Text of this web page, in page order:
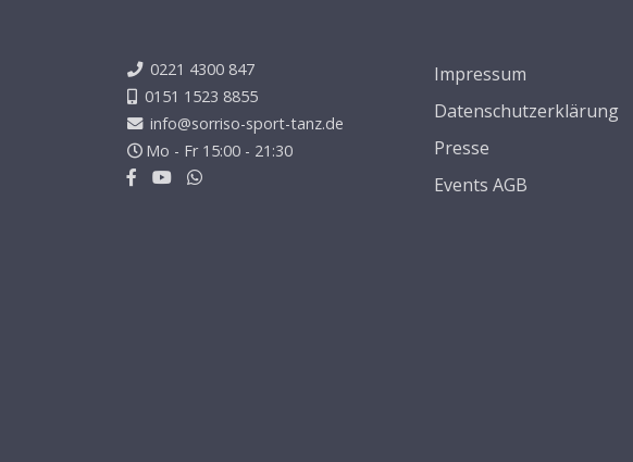
0221 4300 847
0151 1523 8855
info@sorriso-sport-tanz.de
Mo - Fr 15:00 - 21:30
Impressum
Datenschutzerklärung
Presse
Events AGB